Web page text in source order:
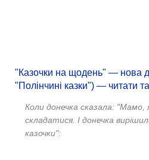
"Казочки на щодень" — нова
"Полінчині казки") — читати
Коли донечка сказала: "Мамо,
складатися. І донечка
казочки":